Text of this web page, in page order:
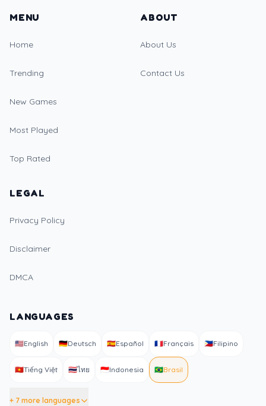
MENU
Home
Trending
New Games
Most Played
Top Rated
ABOUT
About Us
Contact Us
LEGAL
Privacy Policy
Disclaimer
DMCA
LANGUAGES
🇺🇸English 🇩🇪Deutsch 🇪🇸Español 🇫🇷Français 🇵🇭Filipino
🇻🇳Tiếng Việt 🇹🇭ไทย 🇮🇩Indonesia 🇧🇷Brasil
+ 7 more languages